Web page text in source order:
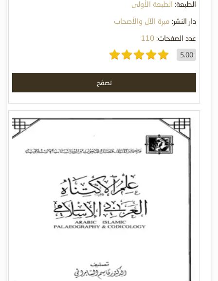
الطبعة: الطبعة الأولى
دار النشر: مبرة الآل والأصحاب
عدد الصفحات: 110
5.00
تصفح